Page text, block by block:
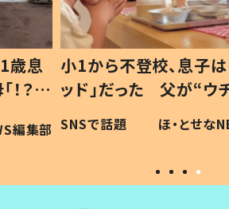
歳息
？」
編集部
小1から不登校、息子は
ッド」だった 父が“ウ
作り続ける理由とは #
#令和の子
SNSで話題 ほ・とせな